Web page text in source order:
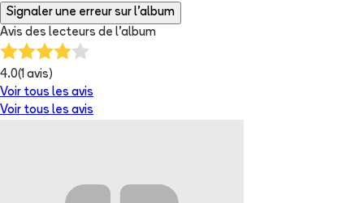
Signaler une erreur sur l'album
Avis des lecteurs de l'album
4.0(1 avis)
Voir tous les avis
Voir tous les avis